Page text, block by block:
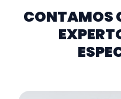
CONTAMOS